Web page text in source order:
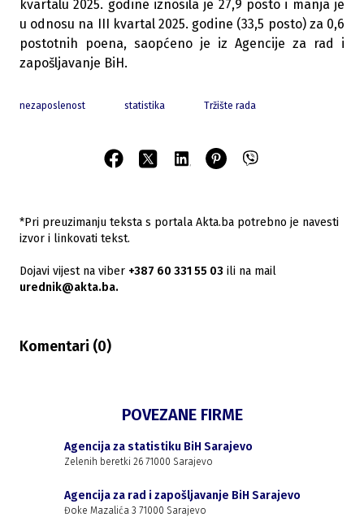
kvartalu 2025. godine iznosila je 27,9 posto i manja je
u odnosu na III kvartal 2025. godine (33,5 posto) za 0,6
postotnih poena, saopćeno je iz Agencije za rad i
zapošljavanje BiH.
nezaposlenost statistika Tržište rada
*Pri preuzimanju teksta s portala Akta.ba potrebno je navesti
izvor i linkovati tekst.
Dojavi vijest na viber +387 60 331 55 03 ili na mail
urednik@akta.ba.
Komentari (0)
POVEZANE FIRME
Agencija za statistiku BiH Sarajevo
Zelenih beretki 26 71000 Sarajevo
Agencija za rad i zapošljavanje BiH Sarajevo
Đoke Mazalića 3 71000 Sarajevo